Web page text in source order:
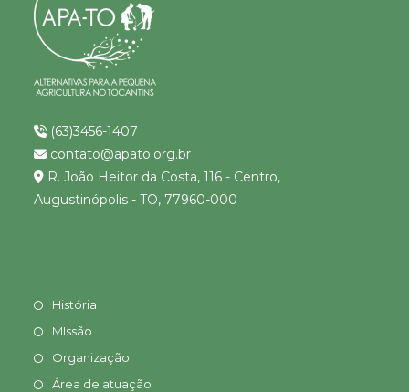
(63)3456-1407
contato@apato.org.br
R. João Heitor da Costa, 116 - Centro,
Augustinópolis - TO, 77960-000
História
MIssão
Organização
Área de atuação